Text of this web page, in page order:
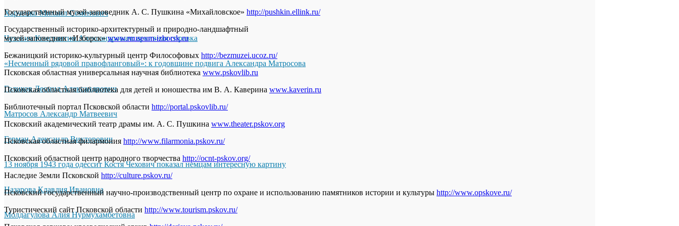
Харченко Михаил Семёнович
Чехович Константин Александрович: архивная справка
«Несменный рядовой правофланговый»: к годовщине подвига Александра Матросова
Голиков Леонид Александрович
Матросов Александр Матвеевич
Герман Александр Викторович
13 ноября 1943 года одессит Костя Чехович показал немцам интересную картину
Назарова Клавдия Ивановна
Молдагулова Алия Нурмухамбетовна
Государственный музей-заповедник А. С. Пушкина «Михайловское» http://pushkin.ellink.ru/
Государственный историко-архитектурный и природно-ландшафтный
музей-заповедник «Изборск»www.museum-izborsk.ru
Бежаницкий историко-культурный центр Философовых http://bezmuzei.ucoz.ru/
Псковская областная универсальная научная библиотека www.pskovlib.ru
Псковская областная библиотека для детей и юношества им В. А. Каверина www.kaverin.ru
Библиотечный портал Псковской области http://portal.pskovlib.ru/
Псковский академический театр драмы им. А. С. Пушкина www.theater.pskov.org
Псковская областная филармония http://www.filarmonia.pskov.ru/
Псковский областной центр народного творчества http://ocnt-pskov.org/
Наследие Земли Псковской http://culture.pskov.ru/
Псковский государственный научно-производственный центр по охране и использованию памятников истории и культуры http://www.opskove.ru/
Туристический сайт Псковской области http://www.tourism.pskov.ru/